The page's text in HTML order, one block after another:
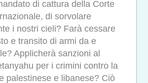
di cattura della Corte
di sorvolare
i nostri cieli? Farà cessare
e transito di armi da e
Applicherà sanzioni al
per i crimini contro la
palestinese e libanese? Ciò